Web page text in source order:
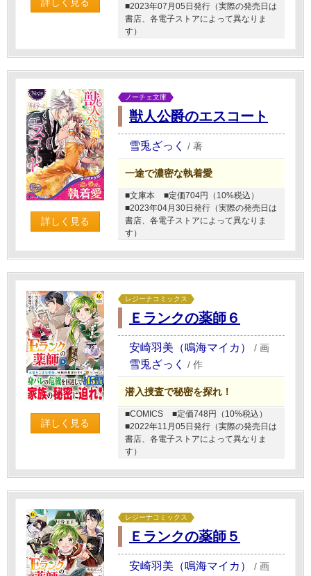
詳しく見る
■2023年07月05日発行（実際の発売日は
書店、各電子ストアによって異なりま
す）
詳しく見る
ノーチェ文庫
獣人公爵のエスコート
雪兎ざっく / 著
一途で濃密な執着愛
■文庫本
■定価704円（10%税込）
■2023年04月30日発行（実際の発売日は
書店、各電子ストアによって異なりま
す）
詳しく見る
レジーナコミックス
Ｅランクの薬師６
安崎羽美（鳴海マイカ） / 画
雪兎ざっく / 作
潜入捜査で秘密を探れ！
■COMICS
■定価748円（10%税込）
■2022年11月05日発行（実際の発売日は
書店、各電子ストアによって異なりま
す）
レジーナコミックス
Ｅランクの薬師５
安崎羽美（鳴海マイカ） / 画